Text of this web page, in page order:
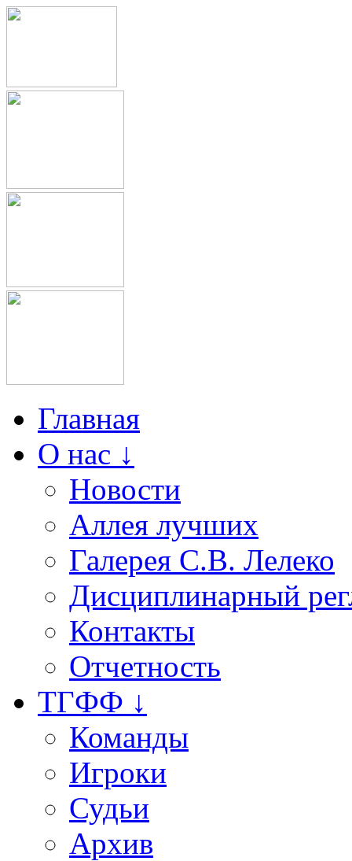
Главная
О нас ↓
Новости
Аллея лучших
Галерея С.В. Лелеко
Дисциплинарный
Контакты
Отчетность
ТГФФ ↓
Команды
Игроки
Судьи
Архив